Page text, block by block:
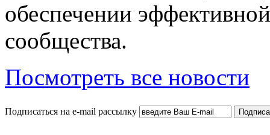
обеспечении
сообщества.
Посмотреть все новости
Подписаться на e-mail рассылку